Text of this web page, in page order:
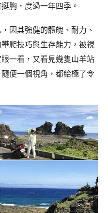
胸，度過一年四季。
因其強健的體魄、耐力、
爬技巧與生存能力，被視
一看，又看見幾隻山羊站
便一個視角，都給極了令